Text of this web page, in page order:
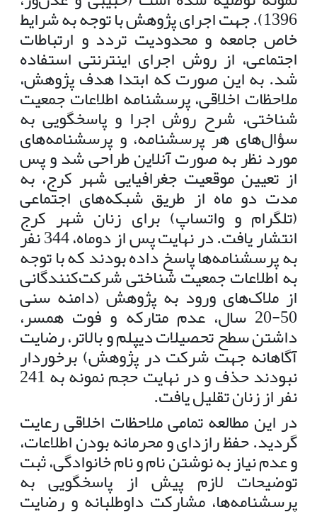
1396). جهت اجرای پژوهش با توجه به شرایط
خاص جامعه و محدودیت تردد و ارتباطات
اجتماعی، از روش اجرای اینترنتی استفاده
شد. به این صورت که ابتدا هدف پژوهش،
ملاحظات اخلاقی، پرسشنامه اطلاعات جمعیت
شناختی، شرح روش اجرا و پاسخگویی به
سؤال‌های هر پرسشنامه، و پرسشنامه‌های
مورد نظر به صورت آنلاین طراحی شد و پس
از تعیین موقعیت جغرافیایی شهر کرج، به
مدت دو ماه از طریق شبکه‌های اجتماعی
(تلگرام و واتساپ) برای زنان شهر کرج
انتشار یافت. در نهایت پس از دوماه، 344 نفر
به پرسشنامه‌ها پاسخ داده بودند که با توجه
به اطلاعات جمعیت شناختی شرکت‌کنندگانی
از ملاک‌های ورود به پژوهش (دامنه سنی
50-20 سال، عدم متارکه و فوت همسر،
داشتن سطح تحصیلات دیپلم و بالاتر، رضایت
آگاهانه جهت شرکت در پژوهش) برخوردار
نبودند حذف و در نهایت حجم نمونه به 241
نفر از زنان تقلیل یافت.
در این مطالعه تمامی ملاحظات اخلاقی رعایت
گردید. حفظ رازدای و محرمانه بودن اطلاعات،
و عدم نیاز به نوشتن نام و نام خانوادگی، ثبت
توضیحات لازم پیش از پاسخگویی به
پرسشنامه‌ها، مشارکت داوطلبانه و رضایت